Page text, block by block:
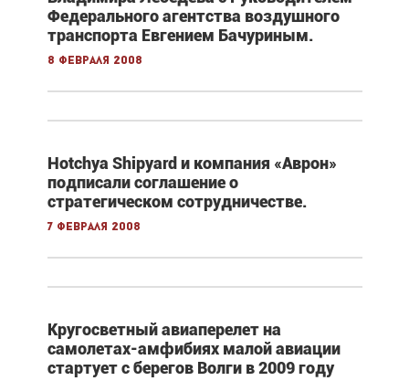
Федерального агентства воздушного
транспорта Евгением Бачуриным.
8 февраля 2008
Hotchya Shipyard и компания «Аврон»
подписали соглашение о
стратегическом сотрудничестве.
7 февраля 2008
Кругосветный авиаперелет на
самолетах-амфибиях малой авиации
стартует с берегов Волги в 2009 году